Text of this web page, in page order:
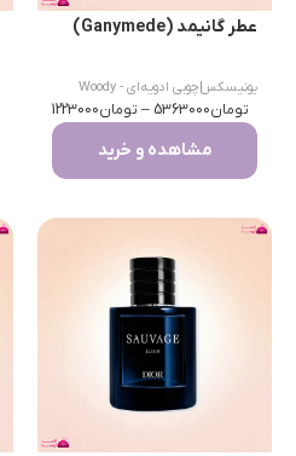
عطر گانیمد (Ganymede)
یونیسکس
|
چوبی ادویه‌ای - Woody
Spicy
تومان5363000
– تومان1223000
مشاهده و خرید